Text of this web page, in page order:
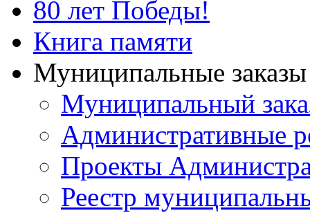
80 лет Победы!
Книга памяти
Муниципальные
Муниципальный
Административные
Проекты
Реестр